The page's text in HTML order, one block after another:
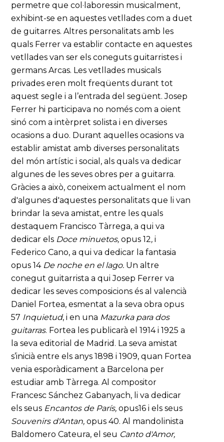
permetre que col·laboressin musicalment,
exhibint-se en aquestes vetllades com a duet
de guitarres. Altres personalitats amb les
quals Ferrer va establir contacte en aquestes
vetllades van ser els coneguts guitarristes i
germans Arcas. Les vetllades musicals
privades eren molt freqüents durant tot
aquest segle i a l’entrada del següent. Josep
Ferrer hi participava no només com a oient
sinó com a intèrpret solista i en diverses
ocasions a duo. Durant aquelles ocasions va
establir amistat amb diverses personalitats
del món artístic i social, als quals va dedicar
algunes de les seves obres per a guitarra.
Gràcies a això, coneixem actualment el nom
d'algunes d'aquestes personalitats que li van
brindar la seva amistat, entre les quals
destaquem Francisco Tàrrega, a qui va
dedicar els Doce minuetos,opus 12, i
Federico Cano, a qui va dedicar la fantasia
opus 14De noche en el lago. Un altre
conegut guitarrista a qui Josep Ferrer va
dedicar les seves composicions és al valencià
Daniel Fortea, esmentat a la seva obra opus
57 Inquietud, i en una Mazurka para dos
guitarras. Fortea les publicarà el 1914 i 1925 a
la seva editorial de Madrid. La seva amistat
s’inicià entre els anys 1898 i 1909, quan Fortea
venia esporàdicament a Barcelona per
estudiar amb Tàrrega. Al compositor
Francesc Sánchez Gabanyach, li va dedicar
els seus Encantos de París,opus16 i els seus
Souvenirs d'Antan,opus 40. Al mandolinista
Baldomero Cateura, el seu Canto d'Amor,